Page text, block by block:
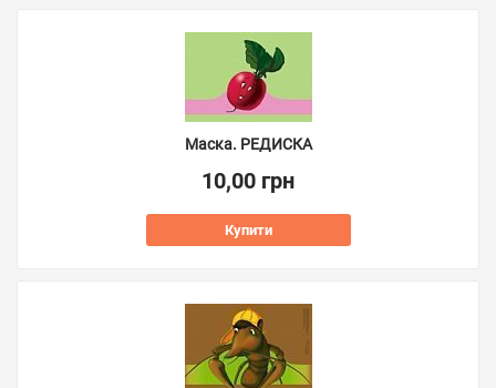
Маска. РЕДИСКА
10,00 грн
Купити